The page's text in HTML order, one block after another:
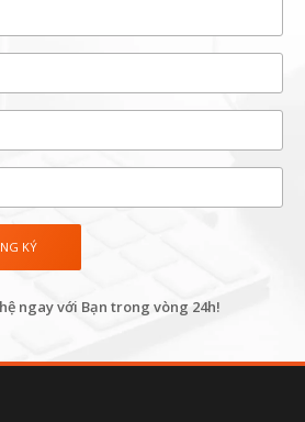
hệ ngay với Bạn trong vòng 24h!